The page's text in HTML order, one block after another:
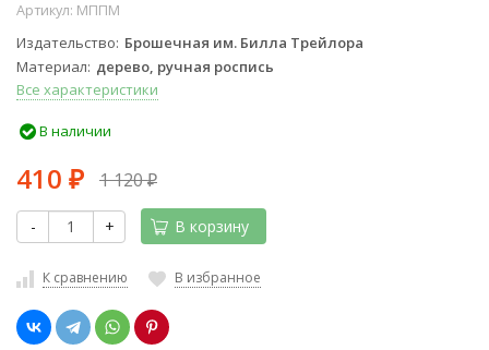
Артикул: МППМ
Издательство Брошечная им. Билла Трейлора
Материал дерево, ручная роспись
Все характеристики
В наличии
410 ₽ 1 120₽
- + В корзину
К сравнению В избранное